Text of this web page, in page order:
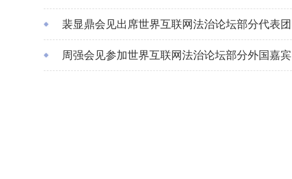
裴显鼎会见出席世界互联网法治论坛部分代表团
周强会见参加世界互联网法治论坛部分外国嘉宾